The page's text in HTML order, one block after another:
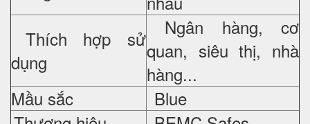
Thích hợp sử
dụng
Ngân hàng, cơ
quan, siêu thị, nhà
hàng...
Mầu sắc
Blue